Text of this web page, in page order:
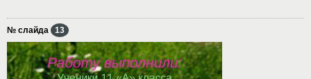
№ слайда 13